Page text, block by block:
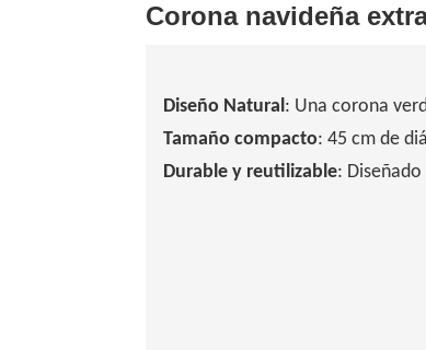
Corona navideña
Diseño Natural: Una corona
Tamaño compacto: 45 cm de
Durable y reutilizable: